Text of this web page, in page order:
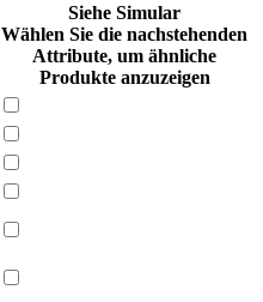
Siehe Simular
Wählen Sie die nachstehenden
Attribute, um ähnliche
Produkte anzuzeigen